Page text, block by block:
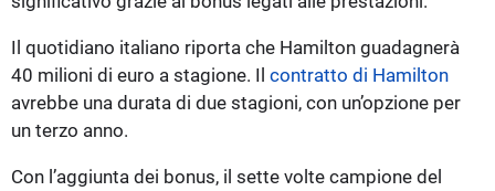
Il quotidiano italiano riporta che Hamilton guadagnerà
40 milioni di euro a stagione. Il contratto di Hamilton
avrebbe una durata di due stagioni, con un’opzione per
un terzo anno.
Con l’aggiunta dei bonus, il sette volte campione del